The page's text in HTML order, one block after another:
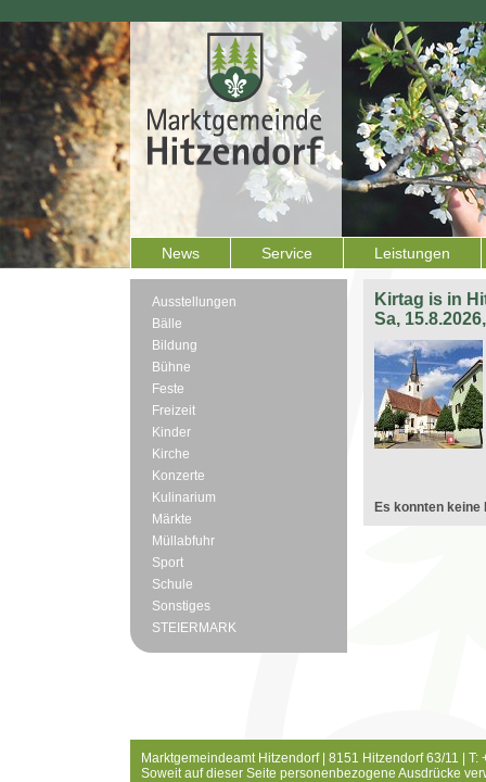
News Service Leistungen
Ausstellungen
Bälle
Bildung
Bühne
Feste
Freizeit
Kinder
Kirche
Konzerte
Kulinarium
Märkte
Müllabfuhr
Sport
Schule
Sonstiges
STEIERMARK
Kirtag is in
Sa,
Es konnten keine
Marktgemeindeamt Hitzendorf | 8151 Hitzendorf 63/11 |
Soweit auf dieser Seite personenbezogene Ausdrücke